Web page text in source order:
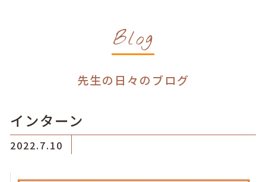
Blog
先生の日々のブログ
インターン
2022.7.10